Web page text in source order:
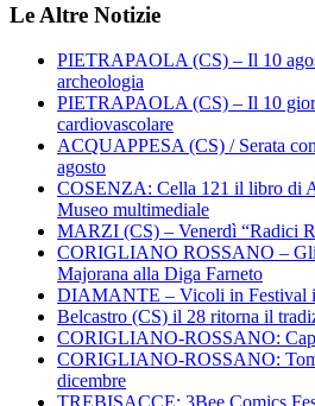
Le Altre Notizie
PIETRAPAOLA (CS) – Il 10
archeologia
PIETRAPAOLA (CS) – Il 10
cardiovascolare
ACQUAPPESA (CS) / Serata
agosto
COSENZA: Cella 121 il libro di
Museo multimediale
MARZI (CS) – Venerdì “Radici
CORIGLIANO ROSSANO – Gli
Majorana alla Diga Farneto
DIAMANTE – Vicoli in Festival
Belcastro (CS) il 28 ritorna il
CORIGLIANO-ROSSANO:
CORIGLIANO-ROSSANO:
dicembre